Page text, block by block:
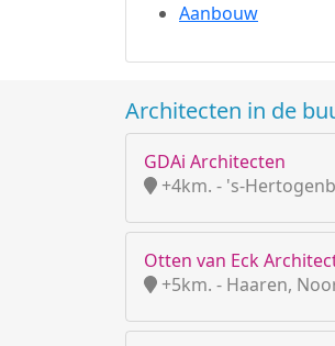
Aanbouw
Architecten in de
GDAi Architecten
+4km. - 's-
Otten van Eck
+5km. - Haaren,